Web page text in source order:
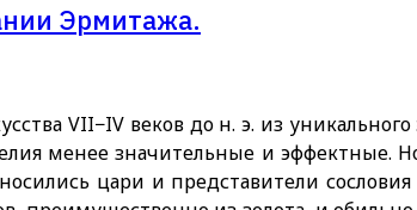
Эрмитажа.
VII−IV веков до н. э. из
менее значительные и эффектные.
цари и представители